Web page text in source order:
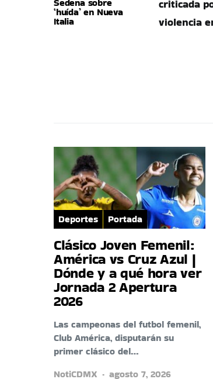
‘huída’ en Nueva
Italia
criticada
violencia
Deportes Portada
Clásico Joven Femenil:
América vs Cruz Azul |
Dónde y a qué hora ver
Jornada 2 Apertura
2026
Las campeonas del futbol femenil,
Club América, disputarán su
primer clásico del…
NotiCDMX
agosto 7, 2026